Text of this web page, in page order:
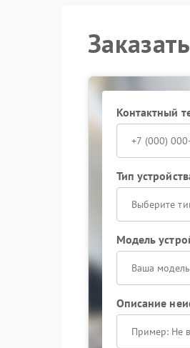
Контактный
Тип
Выберите
Модель
Описание